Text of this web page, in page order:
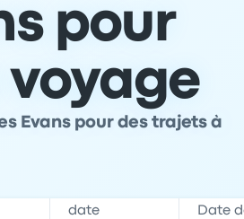
pour
Evans pour des trajets à
date